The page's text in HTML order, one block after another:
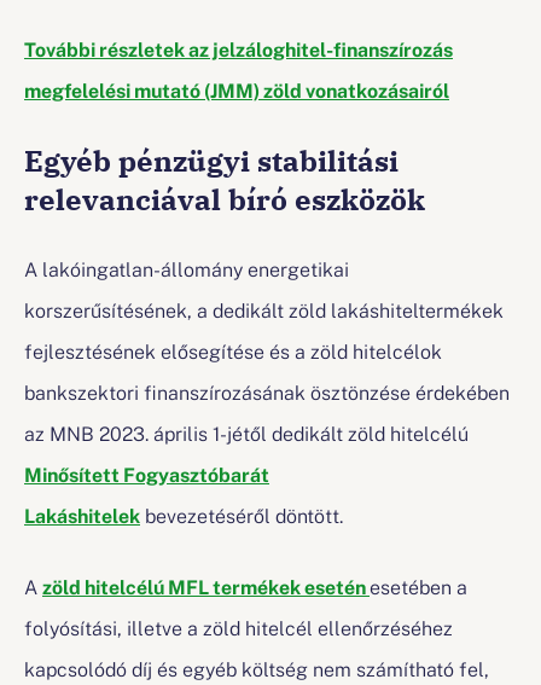
További részletek az jelzáloghitel-finanszírozás
megfelelési mutató (JMM) zöld vonatkozásairól
Egyéb pénzügyi stabilitási
relevanciával bíró eszközök
A lakóingatlan-állomány energetikai
korszerűsítésének, a dedikált zöld lakáshiteltermékek
fejlesztésének elősegítése és a zöld hitelcélok
bankszektori finanszírozásának ösztönzése érdekében
az MNB 2023. április 1-jétől dedikált zöld hitelcélú
Minősített Fogyasztóbarát
Lakáshitelek bevezetéséről döntött.
A zöld hitelcélú MFL termékek eseténesetében a
folyósítási, illetve a zöld hitelcél ellenőrzéséhez
kapcsolódó díj és egyéb költség nem számítható fel,